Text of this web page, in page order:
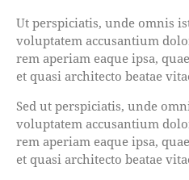
Ut perspiciatis, unde omnis
voluptatem accusantium
rem aperiam eaque ipsa,
et quasi architecto beatae
Sed ut perspiciatis, unde
voluptatem accusantium
rem aperiam eaque ipsa,
et quasi architecto beatae